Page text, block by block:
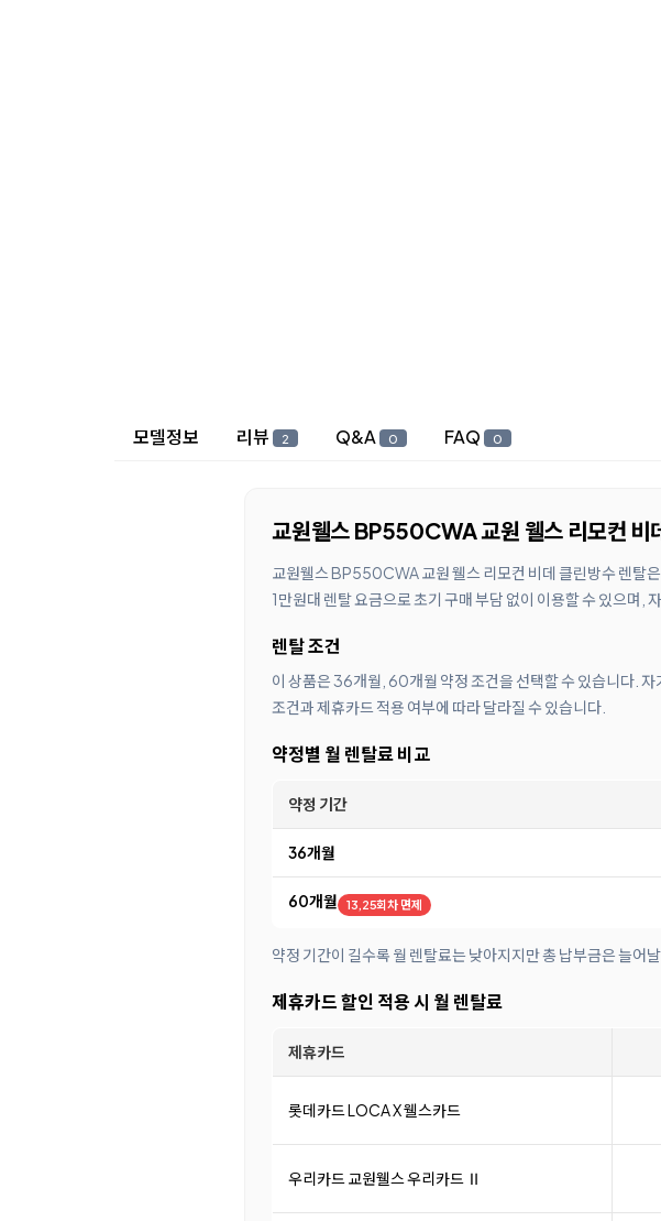
상세 정보
모델정보 리뷰 2 Q&A 0 FAQ 0
교원웰스 BP550CWA 교원 웰스 리모컨 비
교원웰스 BP550CWA 교원 웰스 리모컨 비데 클린방수 렌탈
1만원대 렌탈 요금으로 초기 구매 부담 없이 이용할 수 있으며,
렌탈 조건
이 상품은 36개월, 60개월 약정 조건을 선택할 수 있습니다.
조건과 제휴카드 적용 여부에 따라 달라질 수 있습니다.
약정별 월 렌탈료 비교
약정 기간
36개월
60개월 13,25회차 면제
약정 기간이 길수록 월 렌탈료는 낮아지지만 총 납부금은 늘어
제휴카드 할인 적용 시 월 렌탈료
제휴카드
롯데카드 LOCA X 웰스카드
우리카드 교원웰스 우리카드 Ⅱ